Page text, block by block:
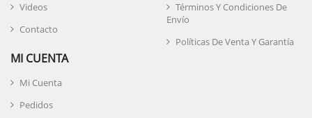
Videos
Contacto
Términos Y Condiciones De
Envío
Políticas De Venta Y Garantía
MI CUENTA
Mi Cuenta
Pedidos